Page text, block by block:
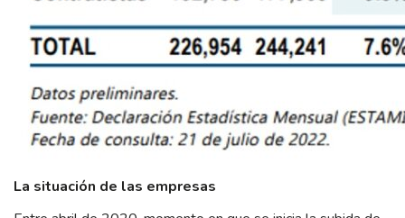
La situación de las empresas